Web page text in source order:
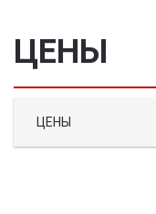
ЦЕНЫ
ЦЕНЫ